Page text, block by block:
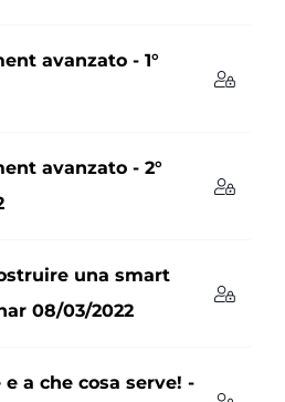
avanzato - 1°
avanzato - 2°
una smart
08/03/2022
a che cosa serve! -